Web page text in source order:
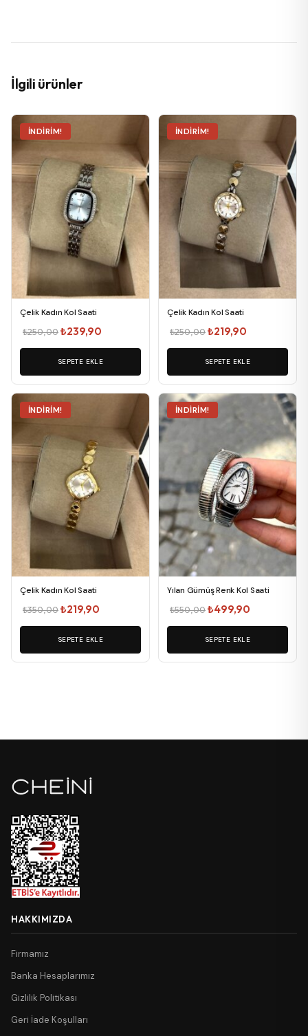
İlgili ürünler
İNDIRIM!
Çelik Kadın Kol Saati
₺250,00Orijinal
fiyat:
₺250,00.
₺239,90
andaki
fiyat:
₺239,90.
SEPETE EKLE
İNDIRIM!
Çelik Kadın Kol Saati
₺250,00Orijinal
fiyat:
₺250,00.
₺219,90
andaki
fiyat:
₺219,90.
SEPETE EKLE
İNDIRIM!
Çelik Kadın Kol Saati
₺350,00Orijinal
fiyat:
₺350,00.
₺219,90
andaki
fiyat:
SEPETE EKLE
İNDIRIM!
Yılan Gümüş Renk Kol Saati
₺550,00Orijinal
fiyat:
₺550,00.
₺499,90
andaki
fiyat:
₺499,90.
SEPETE EKLE
HAKKIMIZDA
Firmamız
Banka Hesaplarımız
Gizlilik Politikası
Geri İade Koşulları